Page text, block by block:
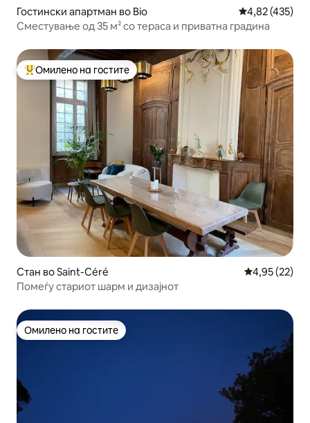
Гостински апартман во Bio Просечна
4,82 (435)
Сместување од 35 м² со тераса и приватна градина
Меѓу најуспешните „Омилени на гостите“
Омилено на гостите
Стан во Saint-Céré Просечна
4,95 (22)
Помеѓу стариот шарм и дизајнот
Омилено на гостите
Омилено на гостите